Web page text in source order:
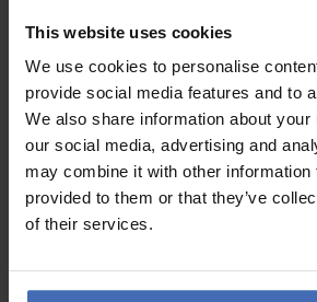
This website uses cookies
We use cookies to personalise
provide social media features and to
We also share information about
our social media, advertising and
may combine it with other information
provided to them or that they’ve
of their services.
Orologi & Gioielli Maserati –
italiano e passione
Eleganza sportiva con stile italiano
Gli orologi Maserati
incarnano l’unione
raffinatezza e spirito racing. La gamma
rosso acceso, blu profondo, nero e toni
orologio Maserati da uomo
Materiali & precisione tecnica